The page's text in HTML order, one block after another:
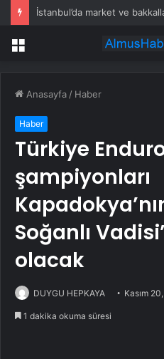
Menü
Anasayfa / Haber
Haber
Türkiye
şampiyonları
Soğanlı
olacak
DUYGU HEPKAYA Kasım
1 dakika okuma süresi